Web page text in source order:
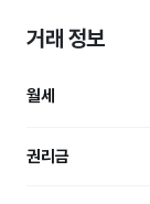
거래 정보
월세
권리금